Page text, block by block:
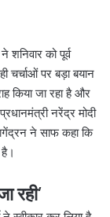
शनिवार को पूर्व
चर्चाओं पर बड़ा बयान
किया जा रहा है और
नरेंद्र मोदी
ने साफ कहा कि
रही’